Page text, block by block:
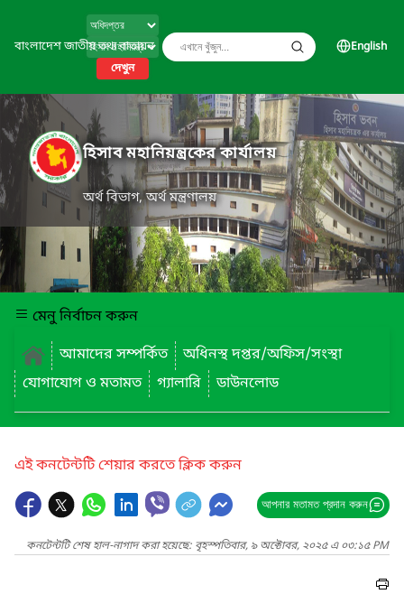
বাংলাদেশ জাতীয় তথ্য বাতায়ন
দেখুন
English
হিসাব মহানিয়ন্ত্রকের কার্যালয়
অর্থ বিভাগ, অর্থ মন্ত্রণালয়
মেনু নির্বাচন করুন
আমাদের সম্পর্কিত
অধিনস্থ দপ্তর/অফিস/সংস্থা
যোগাযোগ ও মতামত
গ্যালারি ডাউনলোড
এই কনটেন্টটি শেয়ার করতে ক্লিক করুন
আপনার মতামত প্রদান করুন
কনটেন্টটি শেষ হাল-নাগাদ করা হয়েছে: বৃহস্পতিবার, ৯ অক্টোবর, ২০২৫ এ ০৩:১৫ PM